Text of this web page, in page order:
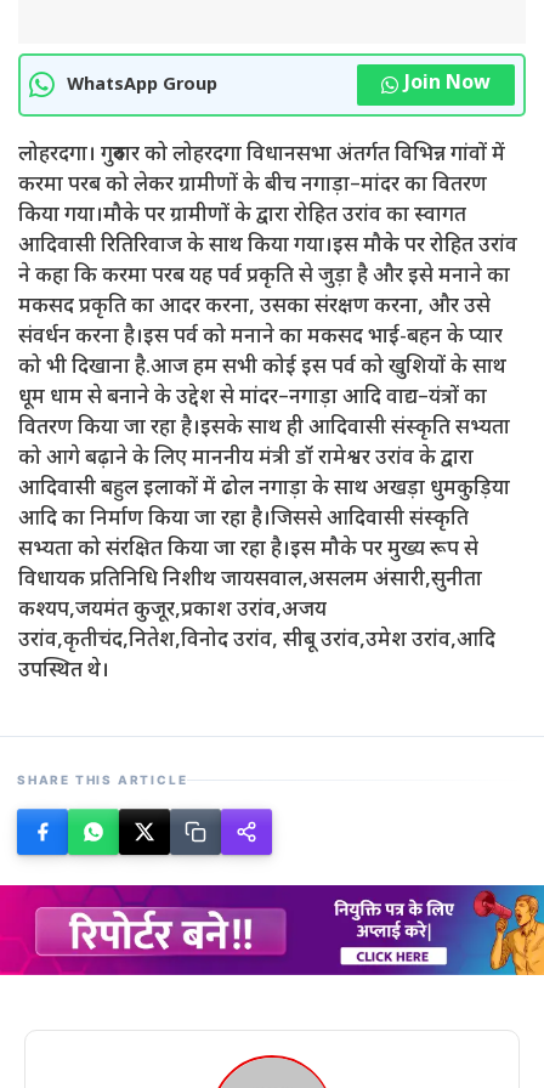
WhatsApp Group Join Now
लोहरदगा। गुरुवार को लोहरदगा विधानसभा अंतर्गत विभिन्न गांवों में
करमा परब को लेकर ग्रामीणों के बीच नगाड़ा–मांदर का वितरण
किया गया।मौके पर ग्रामीणों के द्वारा रोहित उरांव का स्वागत
आदिवासी रितिरिवाज के साथ किया गया।इस मौके पर रोहित उरांव
ने कहा कि करमा परब यह पर्व प्रकृति से जुड़ा है और इसे मनाने का
मकसद प्रकृति का आदर करना, उसका संरक्षण करना, और उसे
संवर्धन करना है।इस पर्व को मनाने का मकसद भाई-बहन के प्यार
को भी दिखाना है.आज हम सभी कोई इस पर्व को खुशियों के साथ
धूम धाम से बनाने के उद्देश से मांदर–नगाड़ा आदि वाद्य–यंत्रों का
वितरण किया जा रहा है।इसके साथ ही आदिवासी संस्कृति सभ्यता
को आगे बढ़ाने के लिए माननीय मंत्री डॉ रामेश्वर उरांव के द्वारा
आदिवासी बहुल इलाकों में ढोल नगाड़ा के साथ अखड़ा धुमकुड़िया
आदि का निर्माण किया जा रहा है।जिससे आदिवासी संस्कृति
सभ्यता को संरक्षित किया जा रहा है।इस मौके पर मुख्य रूप से
विधायक प्रतिनिधि निशीथ जायसवाल,असलम अंसारी,सुनीता
कश्यप,जयमंत कुजूर,प्रकाश उरांव,अजय
उरांव,कृतीचंद,नितेश,विनोद उरांव, सीबू उरांव,उमेश उरांव,आदि
उपस्थित थे।
SHARE THIS ARTICLE